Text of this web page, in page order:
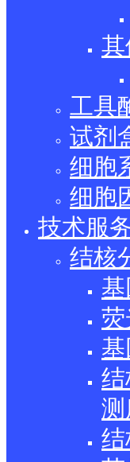
工具
试剂
细胞
细胞
技术服
结核